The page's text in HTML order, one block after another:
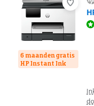
6 maanden gratis
HP Instant Ink
Beoordeling is 8,2 van de